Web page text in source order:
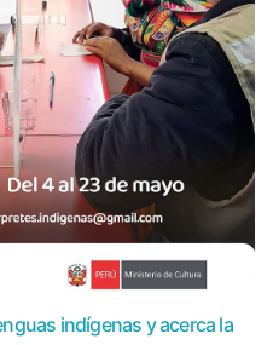
indígenas y acerca la